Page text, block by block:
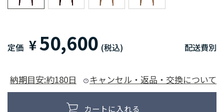
定価 ¥50,600 (税込) 配送費別
納期目安:約180日 キャンセル・返品・交換について